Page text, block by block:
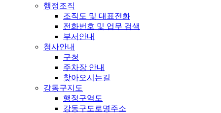
행정조직
조직도 및 대표전화
전화번호 및 업무 검색
부서안내
청사안내
구청
주차장 안내
찾아오시는길
강동구지도
행정구역도
강동구도로명주소